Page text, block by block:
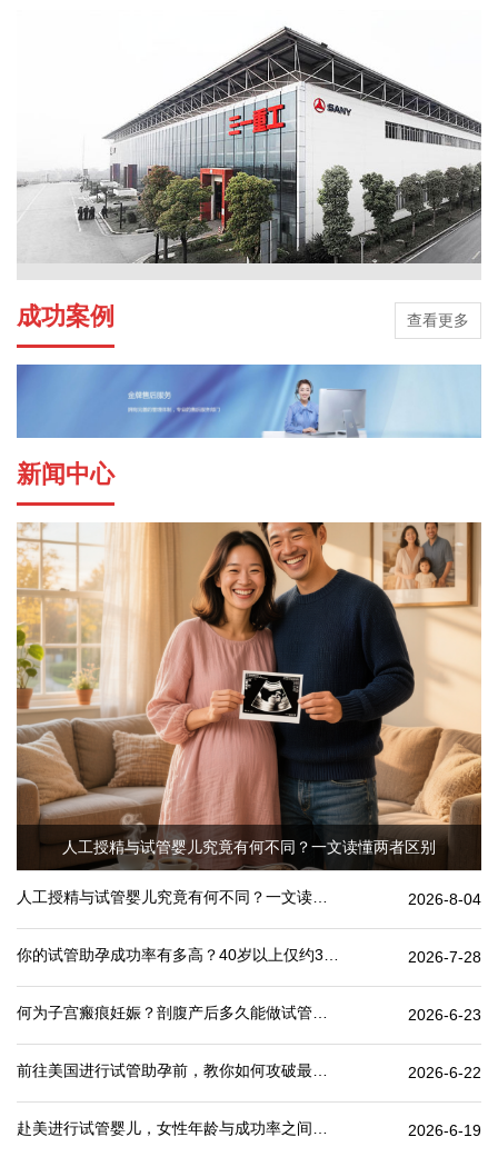
成功案例 查看更多
新闻中心
人工授精与试管婴儿究竟有何不同？一文读懂两者区别
2026-8-04
2026-7-28
2026-6-23
2026-6-22
2026-6-19